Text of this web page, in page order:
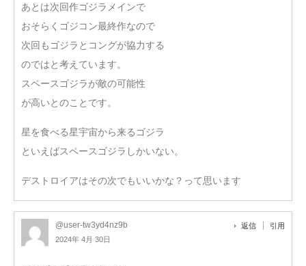
あとは次回作ゴジラメインで
おそらくゴジコン最終作なので
次回もゴジラとコングが協力する
のではと考えています。
スペースゴジラが敵の可能性
が高いとのことです。
星を食べる星宇宙から来るゴジラ
といえばスペースゴジラしかいない。
デストロイアはその次でもいいかな？って思います
@user-tw3yd4nz9b
2024年 4月 30日
返信 引用